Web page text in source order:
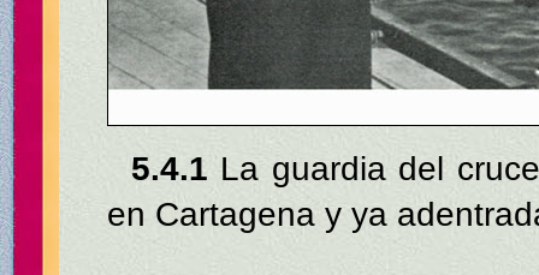
5.4.1 La guardia del
en Cartagena y ya